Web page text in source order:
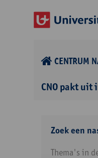
CENTRUM
CNO pakt uit
Zoek een
Thema's in